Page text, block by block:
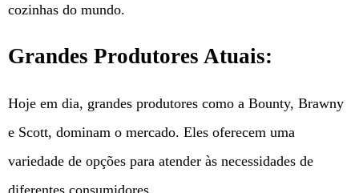
cozinhas do mundo.
Grandes Produtores Atuais:
Hoje em dia, grandes produtores como a Bounty, Brawny
e Scott, dominam o mercado. Eles oferecem uma
variedade de opções para atender às necessidades de
diferentes consumidores.